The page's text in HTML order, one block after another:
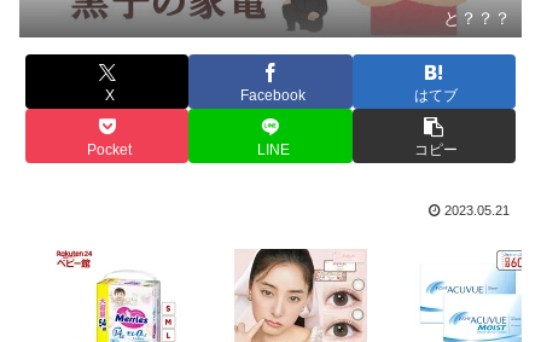
と？？？
X Facebook はてブ
Pocket LINE コピー
2023.05.21